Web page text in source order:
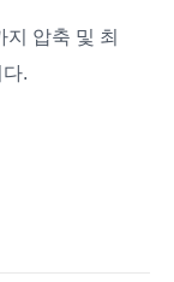
압축 및 최
.